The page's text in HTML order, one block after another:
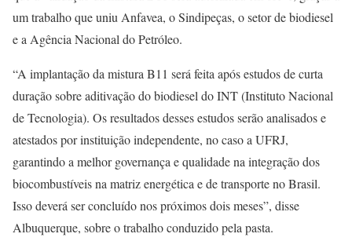
um trabalho que uniu Anfavea, o Sindipeças, o setor de biodiesel
e a Agência Nacional do Petróleo.
“A implantação da mistura B11 será feita após estudos de curta
duração sobre aditivação do biodiesel do INT (Instituto Nacional
de Tecnologia). Os resultados desses estudos serão analisados e
atestados por instituição independente, no caso a UFRJ,
garantindo a melhor governança e qualidade na integração dos
biocombustíveis na matriz energética e de transporte no Brasil.
Isso deverá ser concluído nos próximos dois meses”, disse
Albuquerque, sobre o trabalho conduzido pela pasta.